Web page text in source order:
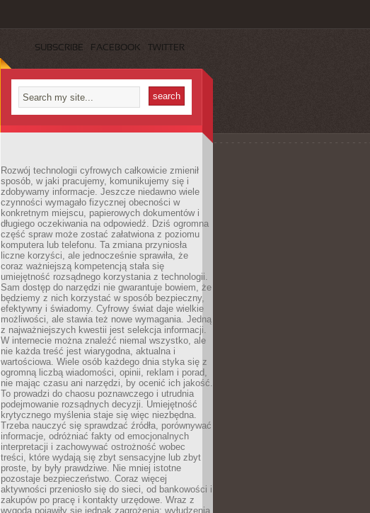
SUBSCRIBE FACEBOOK TWITTER
Rozwój technologii cyfrowych całkowicie zmienił
sposób, w jaki pracujemy, komunikujemy się i
zdobywamy informacje. Jeszcze niedawno wiele
czynności wymagało fizycznej obecności w
konkretnym miejscu, papierowych dokumentów i
długiego oczekiwania na odpowiedź. Dziś ogromna
część spraw może zostać załatwiona z poziomu
komputera lub telefonu. Ta zmiana przyniosła
liczne korzyści, ale jednocześnie sprawiła, że
coraz ważniejszą kompetencją stała się
umiejętność rozsądnego korzystania z technologii.
Sam dostęp do narzędzi nie gwarantuje bowiem, że
będziemy z nich korzystać w sposób bezpieczny,
efektywny i świadomy. Cyfrowy świat daje wielkie
możliwości, ale stawia też nowe wymagania. Jedną
z najważniejszych kwestii jest selekcja informacji.
W internecie można znaleźć niemal wszystko, ale
nie każda treść jest wiarygodna, aktualna i
wartościowa. Wiele osób każdego dnia styka się z
ogromną liczbą wiadomości, opinii, reklam i porad,
nie mając czasu ani narzędzi, by ocenić ich jakość.
To prowadzi do chaosu poznawczego i utrudnia
podejmowanie rozsądnych decyzji. Umiejętność
krytycznego myślenia staje się więc niezbędna.
Trzeba nauczyć się sprawdzać źródła, porównywać
informacje, odróżniać fakty od emocjonalnych
interpretacji i zachowywać ostrożność wobec
treści, które wydają się zbyt sensacyjne lub zbyt
proste, by były prawdziwe. Nie mniej istotne
pozostaje bezpieczeństwo. Coraz więcej
aktywności przeniosło się do sieci, od bankowości i
zakupów po pracę i kontakty urzędowe. Wraz z
wygodą pojawiły się jednak zagrożenia: wyłudzenia